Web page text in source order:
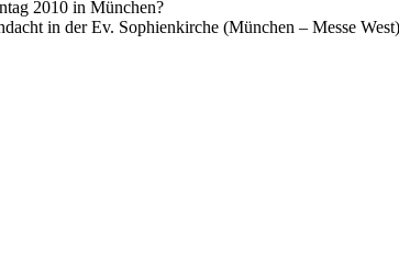
2010 in München?
in der Ev. Sophienkirche (München – Messe